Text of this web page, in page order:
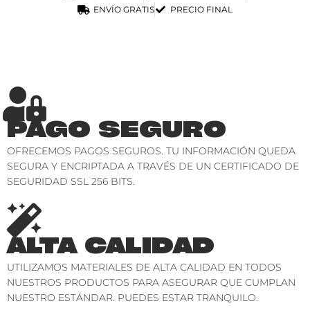
ENVÍO GRATIS
PRECIO FINAL
PAGO SEGURO
OFRECEMOS PAGOS SEGUROS. TU INFORMACIÓN QUEDA
SEGURA Y ENCRIPTADA A TRAVÉS DE UN CERTIFICADO DE
SEGURIDAD SSL 256 BITS.
ALTA CALIDAD
UTILIZAMOS MATERIALES DE ALTA CALIDAD EN TODOS
NUESTROS PRODUCTOS PARA ASEGURAR QUE CUMPLAN
NUESTRO ESTÁNDAR. PUEDES ESTAR TRANQUILO.